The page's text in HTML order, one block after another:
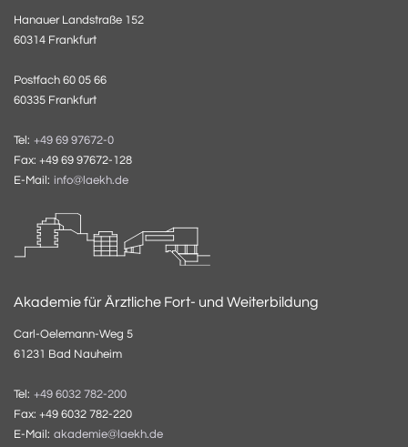
Hanauer Landstraße 152
60314 Frankfurt
Postfach 60 05 66
60335 Frankfurt
Tel: +49 69 97672-0
Fax: +49 69 97672-128
E-Mail: info@laekh.de
Akademie für Ärztliche Fort- und Weiterbildung
Carl-Oelemann-Weg 5
61231 Bad Nauheim
Tel: +49 6032 782-200
Fax: +49 6032 782-220
E-Mail: akademie@laekh.de